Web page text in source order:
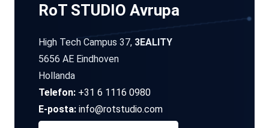
RoT STUDIO Avrupa
High Tech Campus 37, 3EALITY
5656 AE Eindhoven
Hollanda
Telefon: +31 6 1116 0980
E-posta: info@rotstudio.com